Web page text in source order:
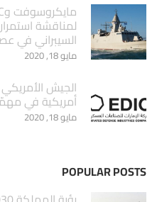
لمناقشة
السيبراني في
مايو 18, 2020
الجيش
أمريكية في
مايو 18, 2020
POPULAR POSTS